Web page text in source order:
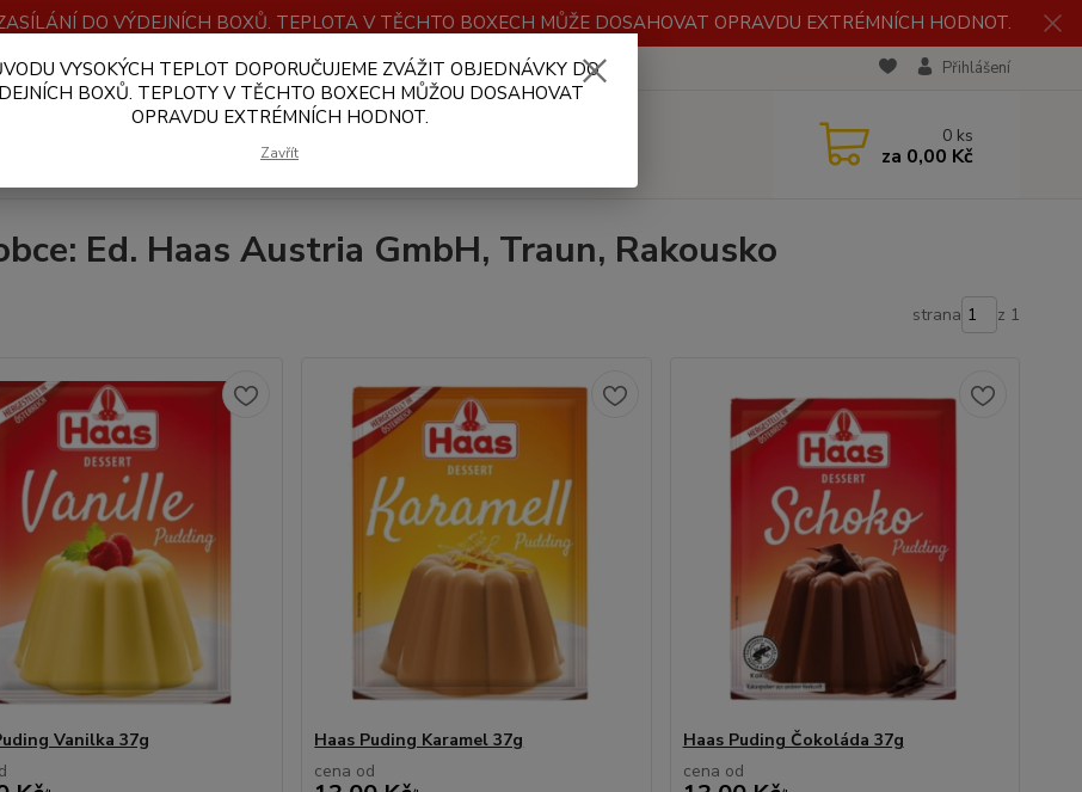
DO VÝDEJNÍCH BOXŮ. TEPLOTA V TĚCHTO BOXECH MŮŽE DOSAHOVAT OPRAVDU EXTRÉMNÍCH HODNOT.
OBCHODNÍ PODMÍNKY PLATBA A DOPRAVA VELKOOBCHOD RECENZE Přihlášení
Hledat 0 ks
za 0,00 Kč
Ed. Haas Austria GmbH, Traun, Rakousko
strana z 1
Vanilka 37g
Haas Puding Karamel 37g
cena od
Haas Puding Čokoláda 37g
cena od
VYSOKÝCH TEPLOT DOPORUČUJEME ZVÁŽIT OBJEDNÁVKY DO
BOXŮ. TEPLOTY V TĚCHTO BOXECH MŮŽOU DOSAHOVAT
OPRAVDU EXTRÉMNÍCH HODNOT.
Zavřít